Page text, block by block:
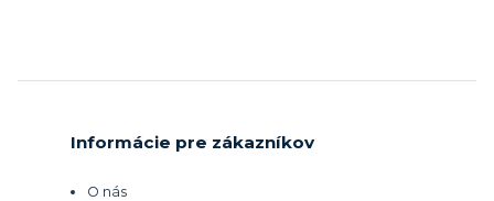
Informácie pre zákazníkov
O nás